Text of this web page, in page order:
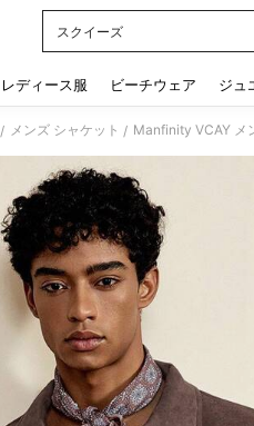
スクイーズ
レディース服 ビーチウェア ジュ
/ メンズ シャケット / Manfinity VCAY メ